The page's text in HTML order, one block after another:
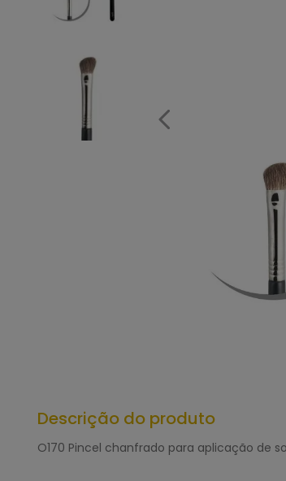
Descrição do produto
O170 Pincel chanfrado para aplicação de